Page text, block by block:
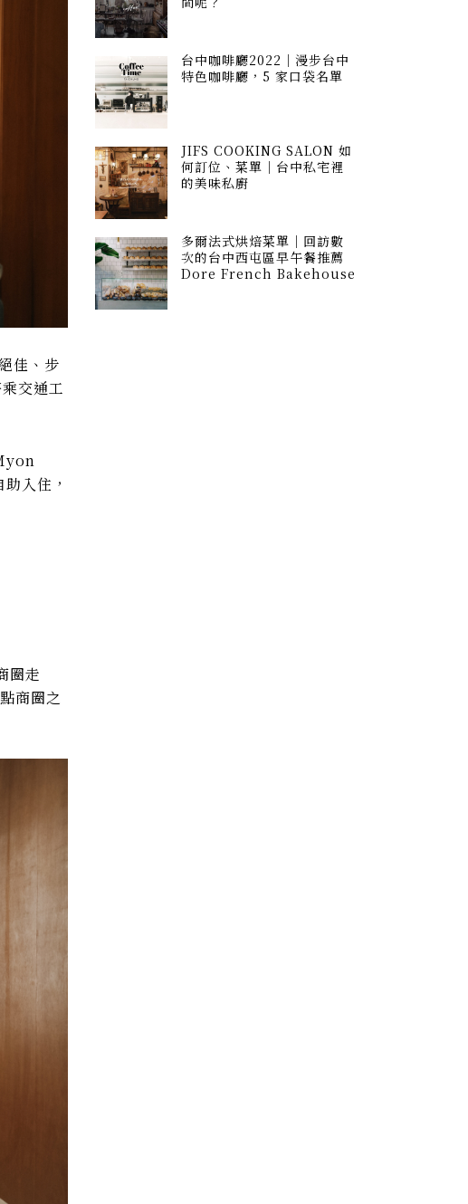
佳、步
交通工
入住，
圈走
商圈之
台中咖啡廳2022｜漫步台中
特色咖啡廳，5 家口袋名單
JIFS COOKING SALON 如
何訂位、菜單｜台中私宅裡
的美味私廚
多爾法式烘焙菜單｜回訪數
次的台中西屯區早午餐推薦
Dore French Bakehouse